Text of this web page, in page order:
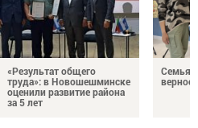
«Результат общего
труда»: в Новошешминске
оценили развитие района
за 5 лет
Семья